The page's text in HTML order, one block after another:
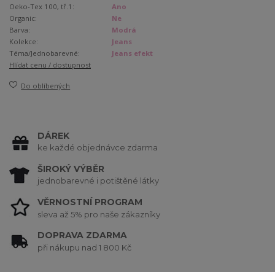
Oeko-Tex 100, tř.1:
Ano
Organic:
Ne
Barva:
Modrá
Kolekce:
Jeans
Téma/Jednobarevné:
Jeans efekt
Hlídat cenu / dostupnost
Do oblíbených
DÁREK
ke každé objednávce zdarma
ŠIROKÝ VÝBĚR
jednobarevné i potištěné látky
VĚRNOSTNÍ PROGRAM
sleva až 5% pro naše zákazníky
DOPRAVA ZDARMA
při nákupu nad 1 800 Kč